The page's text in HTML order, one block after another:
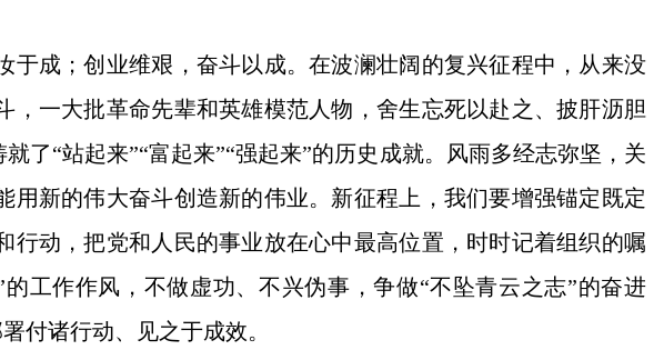
成；创业维艰，奋斗以成。在波澜壮阔的复兴征程中，从来没
一大批革命先辈和英雄模范人物，舍生忘死以赴之、披肝沥胆
了“站起来”“富起来”“强起来”的历史成就。风雨多经志弥坚，关
新的伟大奋斗创造新的伟业。新征程上，我们要增强锚定既定
动，把党和人民的事业放在心中最高位置，时时记着组织的嘱
工作作风，不做虚功、不兴伪事，争做“不坠青云之志”的奋进
付诸行动、见之于成效。